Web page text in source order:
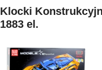
Klocki
1883 el.